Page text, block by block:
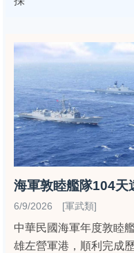
海軍敦睦艦隊104天
6/9/2026 [軍武類]
中華民國海軍年度敦睦
雄左營軍港，順利完成